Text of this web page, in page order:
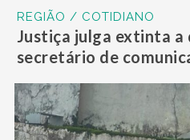
REGIÃO / COTIDIANO
Justiça julga extinta a
secretário de